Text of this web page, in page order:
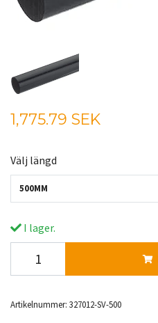
1,775.79 SEK
Välj längd
500MM
I lager.
Artikelnummer: 327012-SV-500